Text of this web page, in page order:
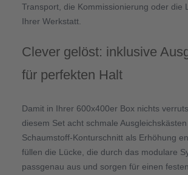
Transport, die Kommissionierung oder die
Ihrer Werkstatt.
Clever gelöst: inklusive
für perfekten Halt
Damit in Ihrer 600x400er Box nichts
diesem Set acht schmale
Schaumstoff-Konturschnitt als Erhöhung
füllen die Lücke, die durch das modulare
passgenau aus und sorgen für einen